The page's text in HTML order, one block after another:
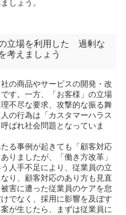
しょう。
立場を利用した 過剰な
考えましょう
の商品やサービスの開発・改
す。一方、「お客様」の立場
不尽な要求、攻撃的な振る舞
の行為は「カスタマーハラス
ばれ社会問題となっていま
る事例が起きても「顧客対応
りましたが、「働き方改革」
人手不足により、従業員の立
り、顧客対応のあり方も見直
害に遭った従業員のケアを怠
でなく、採用に影響を及ぼす
が生じたら、まずは従業員に